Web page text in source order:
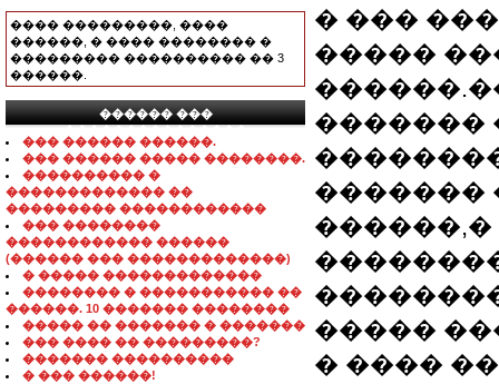
���� ���������, ����
������, � ���� �������� �
��������� ���������� �� 3
������.
������ ���
���������������
��� ������ ������.
��� ������ ����� ��������.
���������� �
������������� ��
��������� ������������
��� ��������
������������ ������
(������ ��� �������������)
� ����� �������������
�������� � ����������� ��
������. 10 ������� ��������
����� �� ������� � �������
��� ���� �� ���������?
������� ����������
� ��� ������!
� ���
�����
�������
�������
�����
� ����